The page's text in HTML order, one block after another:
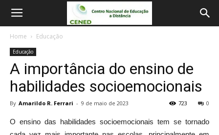
Home Educação
Educação
A importância do ensino de
habilidades socioemocionais
By Amarildo R. Ferrari - 9 de maio de 2023 0
723
O ensino das habilidades socioemocionais tem se tornado